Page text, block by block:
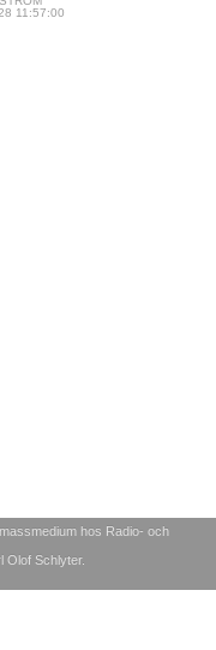
11:57:00
hos Radio- och
Olof Schlyter.